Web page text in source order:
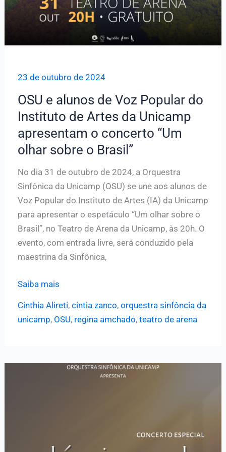
23 de outubro de 2024
OSU e alunos de Voz Popular do
Instituto de Artes da Unicamp
apresentam o concerto “Um
olhar sobre o Brasil”
No dia 31 de outubro de 2024, a Orquestra
Sinfônica da Unicamp (OSU) se une aos alunos de
Voz Popular do Instituto de Artes (IA) da Unicamp
para apresentar o espetáculo “Um olhar sobre o
Brasil”, no Teatro de Arena da Unicamp, às 20h. O
evento, com entrada livre, será conduzido pela
maestrina da Sinfônica,
OSU
alunos
de
Saiba mais
Cinthia Alireti, cintia zanco, orquestra sinfôncia da
unicamp, OSU, regina amchado, teatro de arena